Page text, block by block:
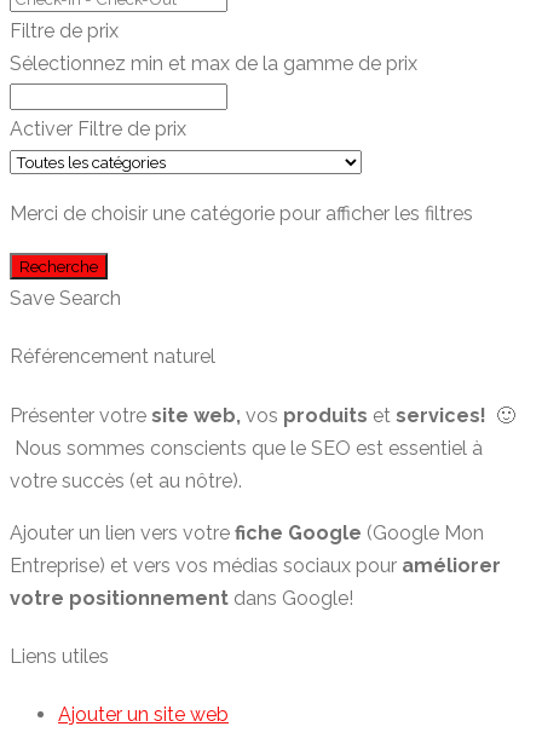
Filtre de prix
Sélectionnez min et max de la gamme de prix
Activer Filtre de prix
Merci de choisir une catégorie pour afficher les filtres
Recherche
Save Search
Référencement naturel
Présenter votre site web, vos produits et services! 🙂
Nous sommes conscients que le SEO est essentiel à
votre succès (et au nôtre).
Ajouter un lien vers votre fiche Google (Google Mon
Entreprise) et vers vos médias sociaux pour améliorer
votre positionnement dans Google!
Liens utiles
Ajouter un site web